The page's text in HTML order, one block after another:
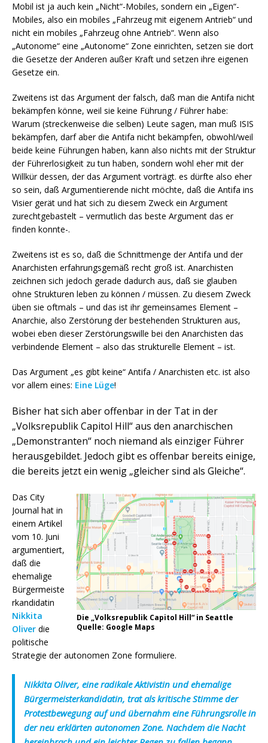
Mobil ist ja auch kein „Nicht“-Mobiles, sondern ein „Eigen“-
Mobiles, also ein mobiles „Fahrzeug mit eigenem Antrieb“ und
nicht ein mobiles „Fahrzeug ohne Antrieb“. Wenn also
„Autonome“ eine „Autonome“ Zone einrichten, setzen sie dort
die Gesetze der Anderen außer Kraft und setzen ihre eigenen
Gesetze ein.
Zweitens ist das Argument der falsch, daß man die Antifa nicht
bekämpfen könne, weil sie keine Führung / Führer habe:
Warum (streckenweise die selben) Leute sagen, man muß ISIS
bekämpfen, darf aber die Antifa nicht bekämpfen, obwohl/weil
beide keine Führungen haben, kann also nichts mit der Struktur
der Führerlosigkeit zu tun haben, sondern wohl eher mit der
Willkür dessen, der das Argument vorträgt. es dürfte also eher
so sein, daß Argumentierende nicht möchte, daß die Antifa ins
Visier gerät und hat sich zu diesem Zweck ein Argument
zurechtgebastelt – vermutlich das beste Argument das er
finden konnte-.
Zweitens ist es so, daß die Schnittmenge der Antifa und der
Anarchisten erfahrungsgemäß recht groß ist. Anarchisten
zeichnen sich jedoch gerade dadurch aus, daß sie glauben
ohne Strukturen leben zu können / müssen. Zu diesem Zweck
üben sie oftmals – und das ist ihr gemeinsames Element –
Anarchie, also Zerstörung der bestehenden Strukturen aus,
wobei eben dieser Zerstörungswille bei den Anarchisten das
verbindende Element – also das strukturelle Element – ist.
Das Argument „es gibt keine“ Antifa / Anarchisten etc. ist also
vor allem eines: Eine Lüge!
Bisher hat sich aber offenbar in der Tat in der
„Volksrepublik Capitol Hill“ aus den anarchischen
„Demonstranten“ noch niemand als einziger Führer
herausgebildet. Jedoch gibt es offenbar bereits einige,
die bereits jetzt ein wenig „gleicher sind als Gleiche“.
Die „Volksrepublik Capitol Hill“ in Seattle
Quelle: Google Maps
Das City
Journal hat in
einem Artikel
vom 10. Juni
argumentiert,
daß die
ehemalige
Bürgermeiste
rkandidatin
Nikkita
Oliver die
politische
Strategie der autonomen Zone formuliere.
Nikkita Oliver, eine radikale Aktivistin und ehemalige
Bürgermeisterkandidatin, trat als kritische Stimme der
Protestbewegung auf und übernahm eine Führungsrolle in
der neu erklärten autonomen Zone. Nachdem die Nacht